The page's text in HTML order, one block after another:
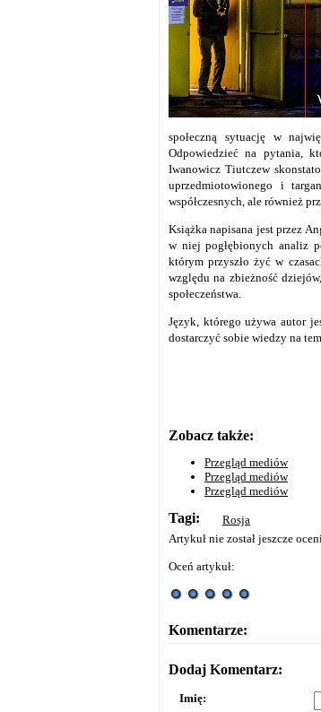
społeczną sytuację w
Odpowiedzieć na pytania,
Iwanowicz Tiutczew
uprzedmiotowionego i
współczesnych, ale również
Książka napisana jest przez
w niej pogłębionych analiz
którym przyszło żyć w
względu na zbieżność
społeczeństwa.
Język, którego używa autor
dostarczyć sobie wiedzy na
Zobacz także:
Przegląd mediów
Przegląd mediów
Przegląd mediów
Tagi:
Rosja
Artykuł nie został jeszcze
Oceń artykuł:
Komentarze:
Dodaj Komentarz:
Imię: